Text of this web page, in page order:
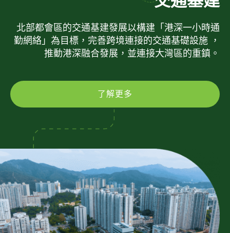
北部都會區的交通基建發展以構建「港深一小時通
勤網絡」為目標，完善跨境連接的交通基礎設施 ，
推動港深融合發展，並連接大灣區的重鎮。
了解更多